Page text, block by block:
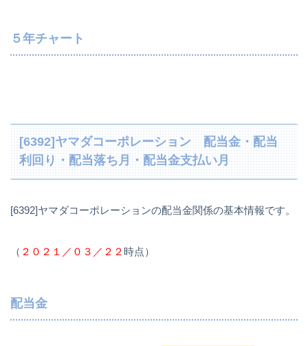
５年チャート
[6392]ヤマダコーポレーション 配当金・配当
利回り・配当落ち月・配当金支払い月
[6392]ヤマダコーポレーションの配当金関係の基本情報です。
（ ２０２１／０３／２２時点）
配当金